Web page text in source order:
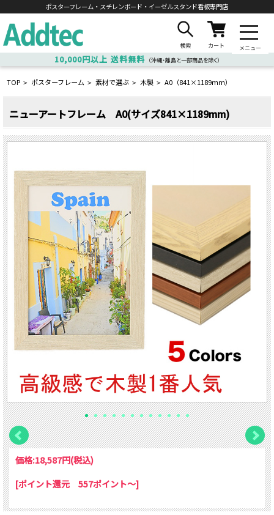
ポスターフレーム・スチレンボード・ イーゼルスタンド看板専門店
検索 カート メニュー
10,000円以上 送料無料 （沖縄・離島と一部商品を除く）
TOP > ポスターフレーム > 素材で選ぶ > 木製 > A0（841×1189ｍｍ）
ニューアートフレーム A0(サイズ841×1189mm)
価格:18,587円(税込)
[ポイント還元 557ポイント～]